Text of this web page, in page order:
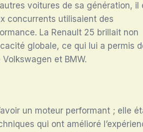
voitures de sa génération, il
concurrents utilisaient des
La Renault 25 brillait non
globale, ce qui lui a permis
et BMW.
un moteur performant ; elle
qui ont amélioré